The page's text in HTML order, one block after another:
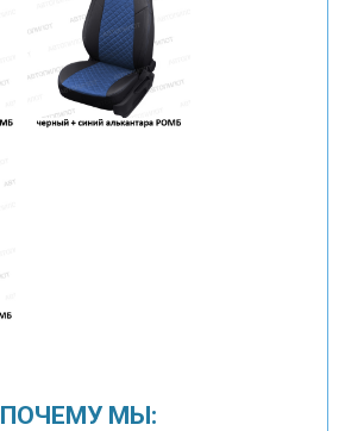
ПОЧЕМУ МЫ: